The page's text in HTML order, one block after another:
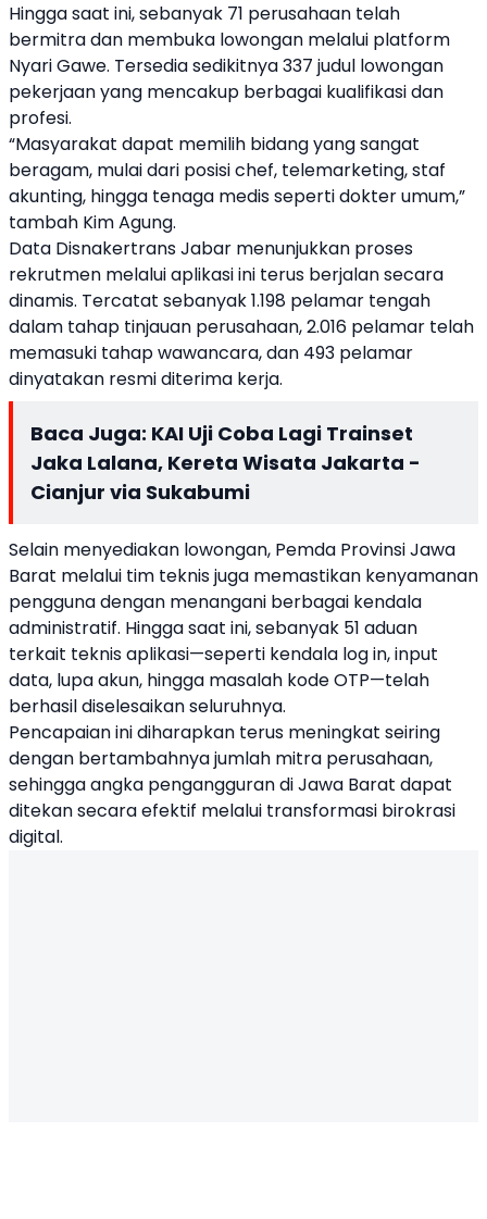
Hingga saat ini, sebanyak 71 perusahaan telah
bermitra dan membuka lowongan melalui platform
Nyari Gawe. Tersedia sedikitnya 337 judul lowongan
pekerjaan yang mencakup berbagai kualifikasi dan
profesi.
“Masyarakat dapat memilih bidang yang sangat
beragam, mulai dari posisi chef, telemarketing, staf
akunting, hingga tenaga medis seperti dokter umum,”
tambah Kim Agung.
Data Disnakertrans Jabar menunjukkan proses
rekrutmen melalui aplikasi ini terus berjalan secara
dinamis. Tercatat sebanyak 1.198 pelamar tengah
dalam tahap tinjauan perusahaan, 2.016 pelamar telah
memasuki tahap wawancara, dan 493 pelamar
dinyatakan resmi diterima kerja.
Baca Juga: KAI Uji Coba Lagi Trainset
Jaka Lalana, Kereta Wisata Jakarta -
Cianjur via Sukabumi
Selain menyediakan lowongan, Pemda Provinsi Jawa
Barat melalui tim teknis juga memastikan kenyamanan
pengguna dengan menangani berbagai kendala
administratif. Hingga saat ini, sebanyak 51 aduan
terkait teknis aplikasi—seperti kendala log in, input
data, lupa akun, hingga masalah kode OTP—telah
berhasil diselesaikan seluruhnya.
Pencapaian ini diharapkan terus meningkat seiring
dengan bertambahnya jumlah mitra perusahaan,
sehingga angka pengangguran di Jawa Barat dapat
ditekan secara efektif melalui transformasi birokrasi
digital.